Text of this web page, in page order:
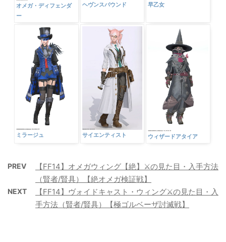
オメガ・ディフェンダ
ー
ヘヴンスバウンド 早乙女
ミラージュ サイエンティスト ウィザードアタイア
PREV
【FF14】オメガウィング【絶】⚔️の見た目・入手方法
（賢者/賢具）【絶オメガ検証戦】
NEXT
【FF14】ヴォイドキャスト・ウィング⚔️の見た目・入
手方法（賢者/賢具）【極ゴルベーザ討滅戦】